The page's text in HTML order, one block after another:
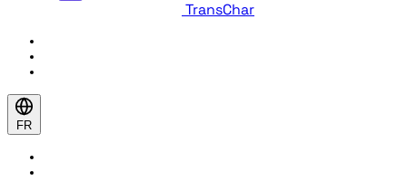
TransChar
FR